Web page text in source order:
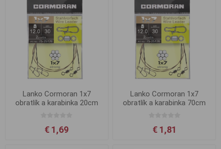
Lanko Cormoran 1x7
obratlík a karabinka 20cm
€ 1,69
Lanko Cormoran 1x7
obratlík a karabinka 70cm
€ 1,81